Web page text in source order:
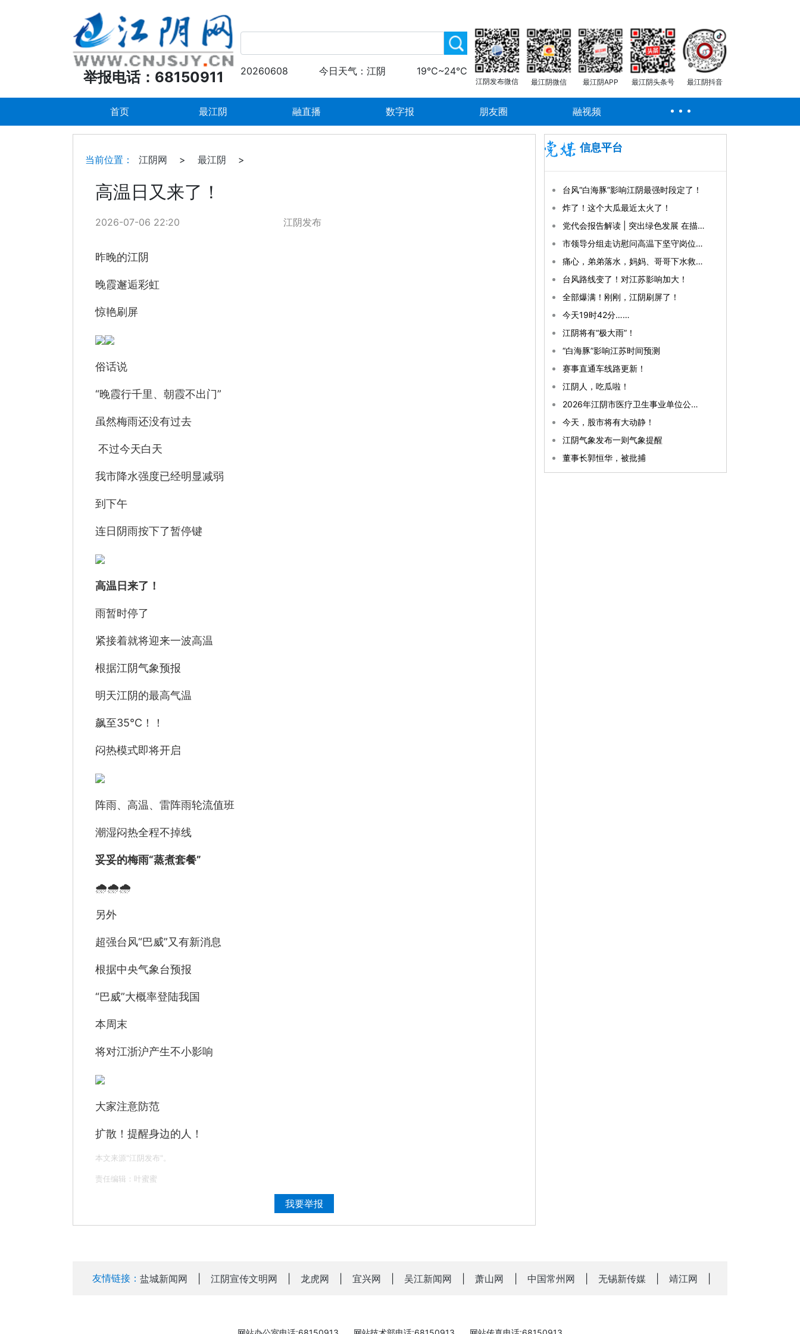
举报电话：68150911 20260608 今日天气：江阴 19℃~24℃
江阴发布微信 最江阴微信 最江阴APP 最江阴头条号 最江阴抖音
首页 最江阴 融直播 数字报 朋友圈 融视频
当前位置： 江阴网 > 最江阴 >
高温日又来了！
2026-07-06 22:20 江阴发布
昨晚的江阴
晚霞邂逅彩虹
惊艳刷屏
俗话说
“晚霞行千里、朝霞不出门”
虽然梅雨还没有过去
不过今天白天
我市降水强度已经明显减弱
到下午
连日阴雨按下了暂停键
高温日来了！
雨暂时停了
紧接着就将迎来一波高温
根据江阴气象预报
明天江阴的最高气温
飙至35℃！！
闷热模式即将开启
阵雨、高温、雷阵雨轮流值班
潮湿闷热全程不掉线
妥妥的梅雨“蒸煮套餐”
🌧️🌧️🌧️
另外
超强台风“巴威”又有新消息
根据中央气象台预报
“巴威”大概率登陆我国
本周末
将对江浙沪产生不小影响
大家注意防范
扩散！提醒身边的人！
本文来源"江阴发布"。
责任编辑：叶蜜蜜
我要举报
信息平台
台风“白海豚”影响江阴最强时段定了！
炸了！这个大瓜最近太火了！
党代会报告解读 | 突出绿色发展 在描绘美丽江阴新画卷上全面发力
市领导分组走访慰问高温下坚守岗位的一线劳动者
痛心，弟弟落水，妈妈、哥哥下水救人不幸溺亡，现场目击者：爸爸抱着弟弟守在岸边，弟弟一直在哭
台风路线变了！对江苏影响加大！
全部爆满！刚刚，江阴刷屏了！
今天19时42分……
江阴将有“极大雨”！
“白海豚”影响江苏时间预测
赛事直通车线路更新！
江阴人，吃瓜啦！
2026年江阴市医疗卫生事业单位公开招聘事业编制工作人员拟聘用人员公示（第一批）
今天，股市将有大动静！
江阴气象发布一则气象提醒
董事长郭恒华，被批捕
友情链接： 盐城新闻网 江阴宣传文明网 龙虎网 宜兴网 吴江新闻网 萧山网 中国常州网 无锡新传媒 靖江网